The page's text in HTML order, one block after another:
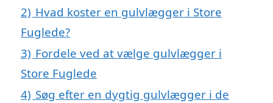
2) Hvad koster en gulvlægger i Store
Fuglede?
3) Fordele ved at vælge gulvlægger i
Store Fuglede
4) Søg efter en dygtig gulvlægger i de